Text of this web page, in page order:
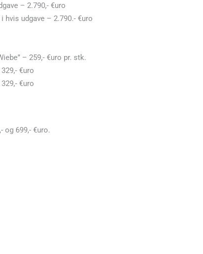
– 2.790,- €uro
hvis udgave – 2.790.- €uro
– 259,- €uro pr. stk.
€uro
€uro
og 699,- €uro.